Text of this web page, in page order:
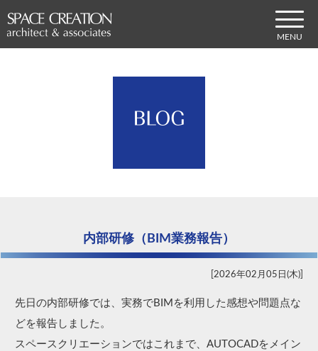
内部研修（BIM業務報告）
2026年02月05日(木)
先日の内部研修では、実務でBIMを利用した感想や問題点な
どを報告しました。
スペースクリエーションではこれまで、AUTOCADをメイン